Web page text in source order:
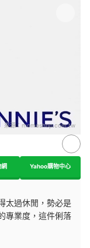
來源： momoshop.com.tw
Yahoo購物中心
太過休閒，勢必是
專業度，這件俐落